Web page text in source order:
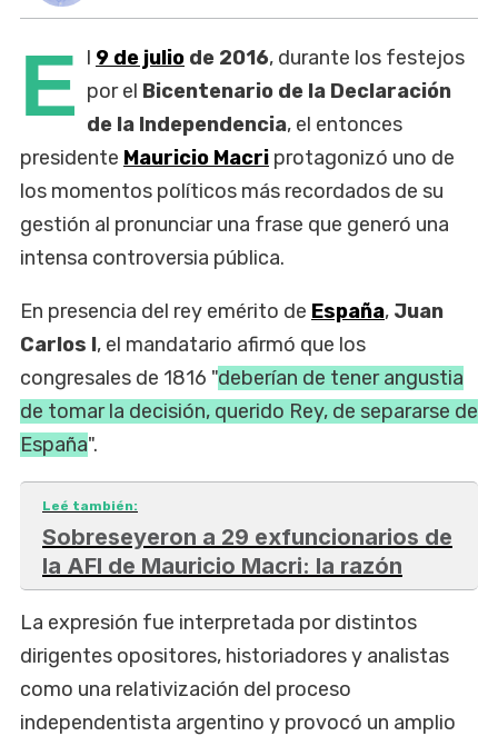
E l 9 de julio de 2016, durante los festejos
por el Bicentenario de la Declaración
de la Independencia, el entonces
presidente Mauricio Macri protagonizó uno de
los momentos políticos más recordados de su
gestión al pronunciar una frase que generó una
intensa controversia pública.
En presencia del rey emérito de España, Juan
Carlos I, el mandatario afirmó que los
congresales de 1816 "deberían de tener angustia
de tomar la decisión, querido Rey, de separarse de
España".
Leé también:
Sobreseyeron a 29 exfuncionarios de
la AFI de Mauricio Macri: la razón
La expresión fue interpretada por distintos
dirigentes opositores, historiadores y analistas
como una relativización del proceso
independentista argentino y provocó un amplio